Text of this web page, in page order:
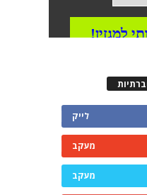
לייק
מעקב
מעקב